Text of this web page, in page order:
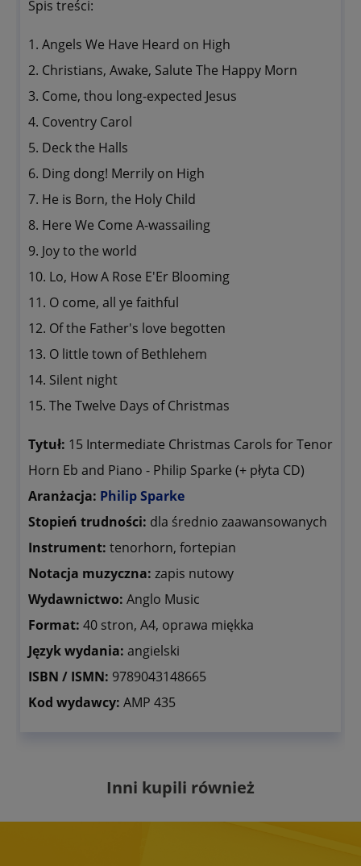
Spis treści:
1. Angels We Have Heard on High
2. Christians, Awake, Salute The Happy Morn
3. Come, thou long-expected Jesus
4. Coventry Carol
5. Deck the Halls
6. Ding dong! Merrily on High
7. He is Born, the Holy Child
8. Here We Come A-wassailing
9. Joy to the world
10. Lo, How A Rose E'Er Blooming
11. O come, all ye faithful
12. Of the Father's love begotten
13. O little town of Bethlehem
14. Silent night
15. The Twelve Days of Christmas
Tytuł: 15 Intermediate Christmas Carols for Tenor
Horn Eb and Piano - Philip Sparke (+ płyta CD)
Aranżacja: Philip Sparke
Stopień trudności: dla średnio zaawansowanych
Instrument: tenorhorn, fortepian
Notacja muzyczna: zapis nutowy
Wydawnictwo: Anglo Music
Format: 40 stron, A4, oprawa miękka
Język wydania: angielski
ISBN / ISMN: 9789043148665
Kod wydawcy: AMP 435
Inni kupili również